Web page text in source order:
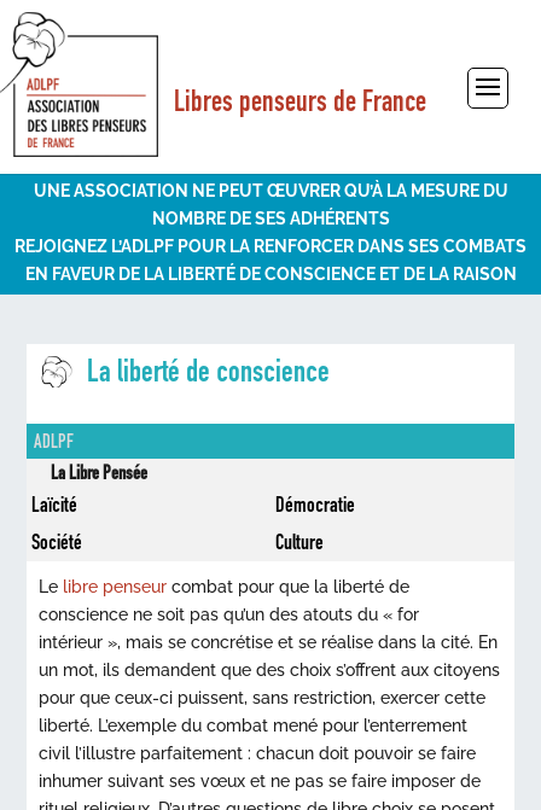
Libres penseurs de France
Sélectionner une page
UNE ASSOCIATION NE PEUT ŒUVRER QU’À LA MESURE DU
NOMBRE DE SES ADHÉRENTS
REJOIGNEZ L’ADLPF POUR LA RENFORCER DANS SES COMBATS
EN FAVEUR DE LA LIBERTÉ DE CONSCIENCE ET DE LA RAISON
La liberté de conscience
ADLPF
La Libre Pensée
Laïcité
Démocratie
Société
Culture
Le libre penseur combat pour que la liberté de
conscience ne soit pas qu’un des atouts du « for
intérieur », mais se concrétise et se réalise dans la cité. En
un mot, ils demandent que des choix s’offrent aux citoyens
pour que ceux-ci puissent, sans restriction, exercer cette
liberté. L’exemple du combat mené pour l’enterrement
civil l’illustre parfaitement : chacun doit pouvoir se faire
inhumer suivant ses vœux et ne pas se faire imposer de